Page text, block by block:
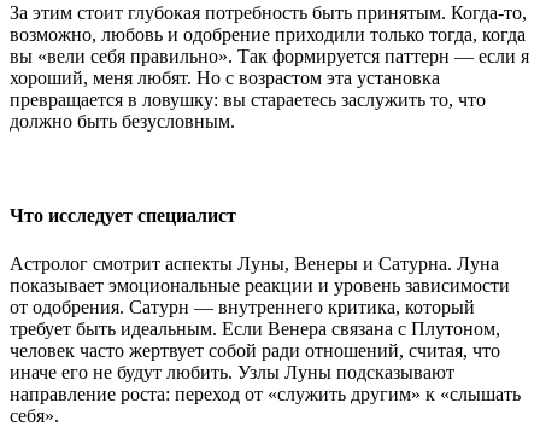
За этим стоит глубокая потребность быть принятым. Когда-то,
возможно, любовь и одобрение приходили только тогда, когда
вы «вели себя правильно». Так формируется паттерн — если я
хороший, меня любят. Но с возрастом эта установка
превращается в ловушку: вы стараетесь заслужить то, что
должно быть безусловным.
Что исследует специалист
Астролог смотрит аспекты Луны, Венеры и Сатурна. Луна
показывает эмоциональные реакции и уровень зависимости
от одобрения. Сатурн — внутреннего критика, который
требует быть идеальным. Если Венера связана с Плутоном,
человек часто жертвует собой ради отношений, считая, что
иначе его не будут любить. Узлы Луны подсказывают
направление роста: переход от «служить другим» к «слышать
себя».